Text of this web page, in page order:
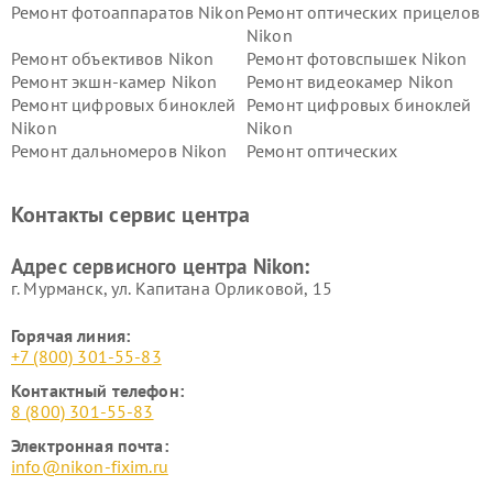
Ремонт фотоаппаратов Nikon Ремонт оптических прицелов
Nikon
Ремонт объективов Nikon
Ремонт фотовспышек Nikon
Ремонт экшн-камер Nikon
Ремонт видеокамер Nikon
Ремонт цифровых биноклей
Nikon
Ремонт цифровых биноклей
Nikon
Ремонт дальномеров Nikon
Ремонт оптических
Контакты сервис центра
Адрес сервисного центра Nikon:
г. Мурманск, ул. Капитана Орликовой, 15
Горячая линия:
+7 (800) 301-55-83
Контактный телефон:
8 (800) 301-55-83
Электронная почта:
info@nikon-fixim.ru